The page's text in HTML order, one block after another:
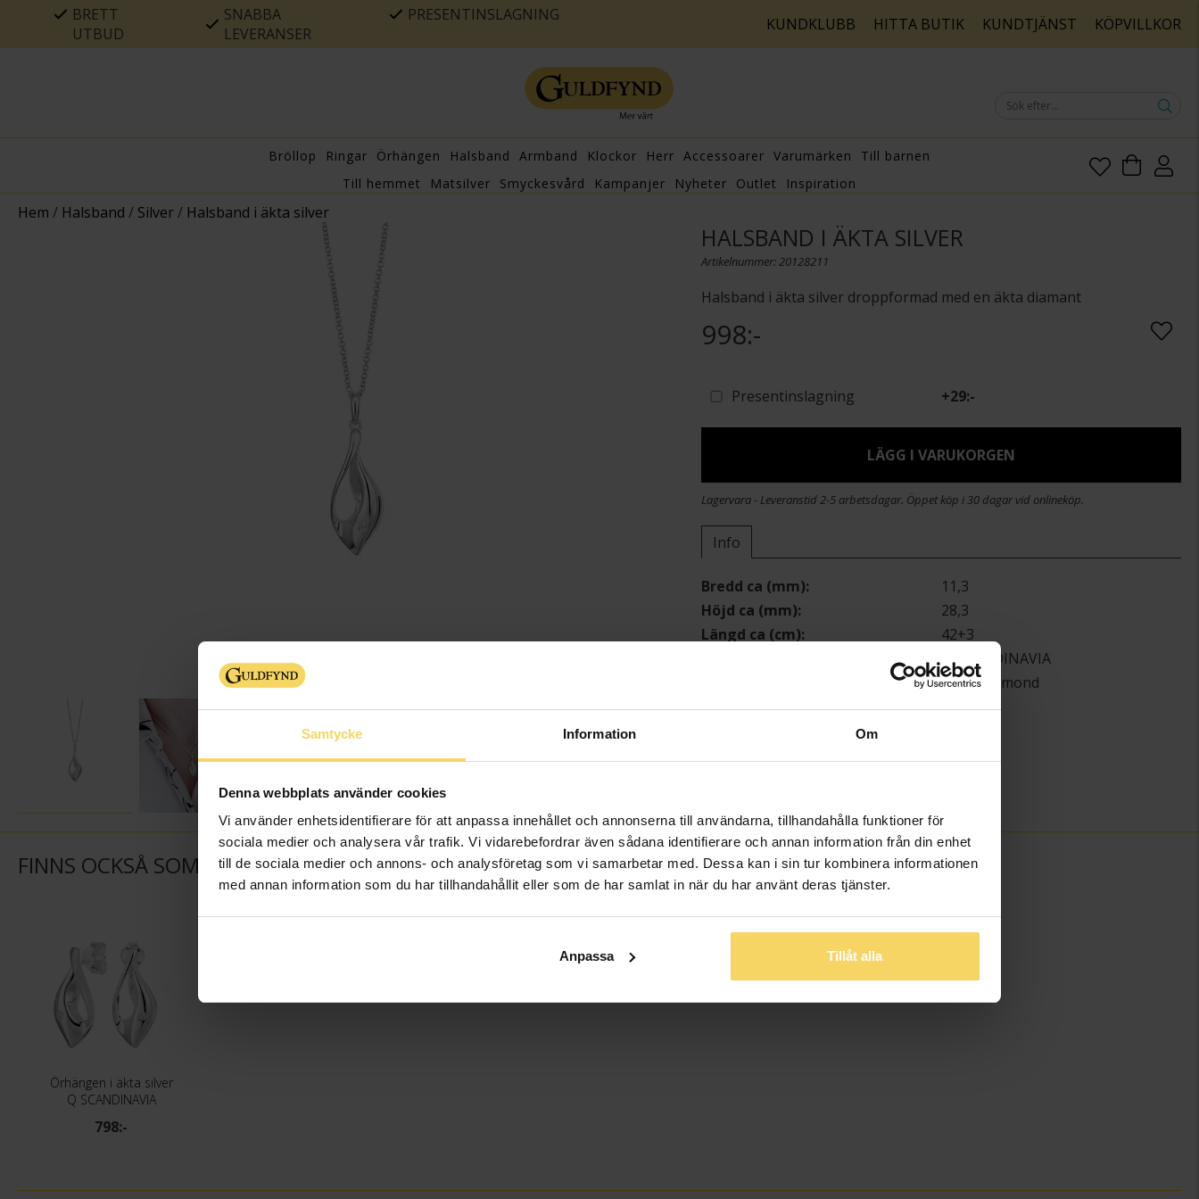
Samtycke Information Om
Denna webbplats använder cookies
Vi använder enhetsidentifierare för att anpassa innehållet och annonserna till användarna, tillhandahålla funktioner för
sociala medier och analysera vår trafik. Vi vidarebefordrar även sådana identifierare och annan information från din enhet
till de sociala medier och annons- och analysföretag som vi samarbetar med. Dessa kan i sin tur kombinera informationen
med annan information som du har tillhandahållit eller som de har samlat in när du har använt deras tjänster.
Anpassa Tillåt alla
BRETT
UTBUD
SNABBA
LEVERANSER
PRESENTINSLAGNING KUNDKLUBB HITTA BUTIK KUNDTJÄNST KÖPVILLKOR
Bröllop Ringar Örhängen Halsband Armband Klockor Herr Accessoarer Varumärken
Till barnen
Till hemmet
Matsilver Smyckesvård Kampanjer Nyheter Outlet Inspiration
Hem / Halsband / Silver/ Halsband i äkta silver
HALSBAND I ÄKTA SILVER
Artikelnummer: 20128211
Halsband i äkta silver droppformad med en äkta diamant
998:-
Presentinslagning +29:-
LÄGG I VARUKORGEN
Lagervara - Leveranstid 2-5 arbetsdagar. Öppet köp i 30 dagar vid onlineköp.
Info
Bredd ca (mm)
11,3
Höjd ca (mm)
28,3
Längd ca (cm)
42+3
Q SCANDINAVIA
Twist diamond
Material
Silver
FINNS OCKSÅ SOM
Örhängen i äkta silver
Q SCANDINAVIA
798:-